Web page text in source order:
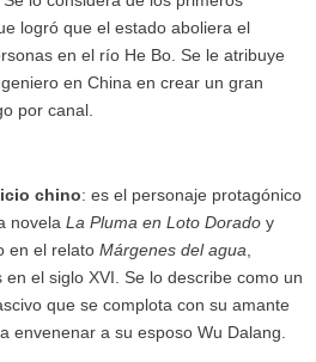
logró que el estado aboliera el
en el río He Bo. Se le atribuye
en China en crear un gran
por canal.
chino: es el personaje protagónico
novela La Pluma en Loto Dorado y
en el relato Márgenes del agua
en el siglo XVI. Se lo describe como un
que se complota con su amante
envenenar a su esposo Wu Dalang.